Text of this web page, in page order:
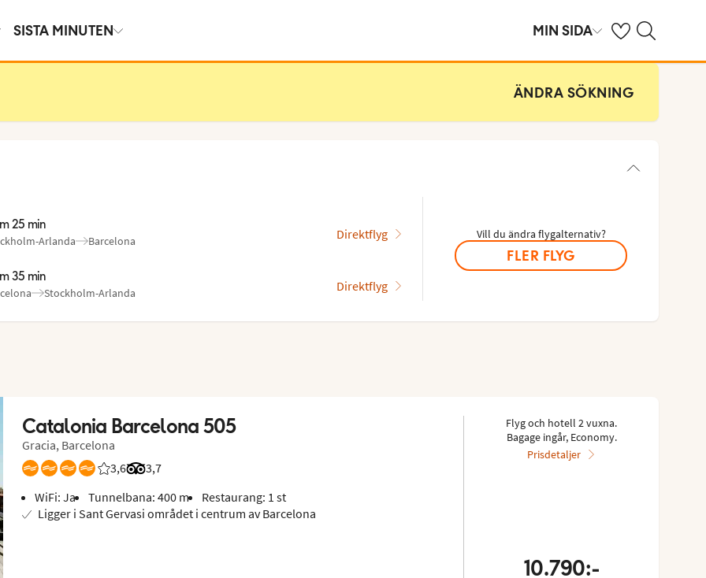
SISTA MINUTEN MIN SIDA Se dina sparade
Sök på ving.se
ÄNDRA SÖKNING
25 min
: Arlanda
: Barcelona Direktflyg
35 min
:
: Stockholm-Arlanda Direktflyg
Vill du ändra flygalternativ?
FLER FLYG
Catalonia Barcelona 505
Gracia, Barcelona
3,6
Betyg från Vings gäster: 3.6/5
3,7
Betyg från Tripadvisor: 3.7 of 5
WiFi: Ja
Tunnelbana: 400 m
Restaurang: 1 st
Ligger i Sant Gervasi området i centrum av Barcelona
Flyg och hotell 2 vuxna.
Bagage ingår, Economy.
Prisdetaljer
10.790:-